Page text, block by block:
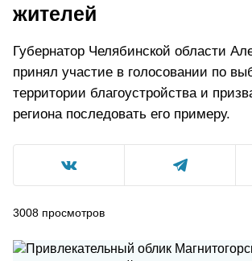
жителей
Губернатор Челябинской области
принял участие в голосовании по
территории благоустройства и
региона последовать его примеру.
3008 просмотров